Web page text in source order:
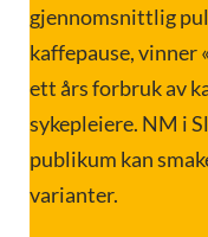
gjennomsnittlig
kaffepause, vinner
ett års forbruk av
sykepleiere. NM i
publikum kan
varianter.